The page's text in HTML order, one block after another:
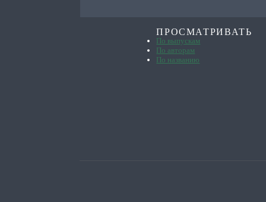
ПРОСМАТРИВАТЬ
По выпускам
По авторам
По названию